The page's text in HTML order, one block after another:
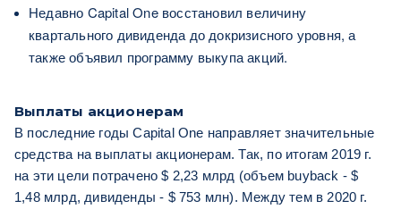
Недавно Capital One восстановил величину
квартального дивиденда до докризисного уровня, а
также объявил программу выкупа акций.
Выплаты акционерам
В последние годы Capital One направляет значительные
средства на выплаты акционерам. Так, по итогам 2019 г.
на эти цели потрачено $ 2,23 млрд (объем buyback - $
1,48 млрд, дивиденды - $ 753 млн). Между тем в 2020 г.